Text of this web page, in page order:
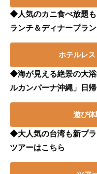
◆人気のカニ食べ放題
ランチ＆ディナープラ
ホテルレ
◆海が見える絶景の大
ルカンパーナ沖縄」日
遊び
◆大人気の台湾も新プ
ツアーはこちら